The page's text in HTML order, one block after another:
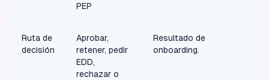
PEP
Ruta de
decisión
Aprobar,
retener, pedir
EDD,
rechazar o
Resultado de
onboarding.